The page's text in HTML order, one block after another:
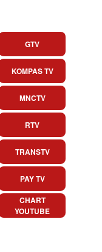
GTV
KOMPAS TV
MNCTV
RTV
TRANSTV
PAY TV
CHART
YOUTUBE